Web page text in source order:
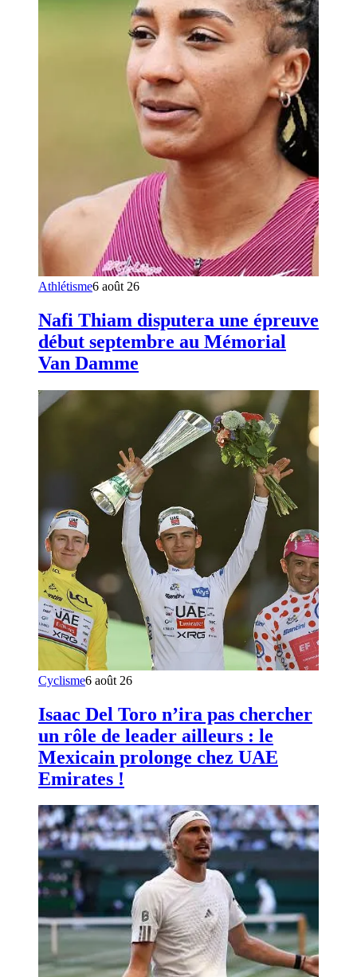
Athlétisme6 août 26
Nafi Thiam disputera une épreuve
début septembre au Mémorial
Van Damme
Cyclisme6 août 26
Isaac Del Toro n’ira pas chercher
un rôle de leader ailleurs : le
Mexicain prolonge chez UAE
Emirates !